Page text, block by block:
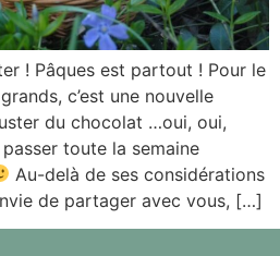
! Pâques est partout ! Pour le
c’est une nouvelle
du chocolat …oui, oui,
toute la semaine
Au-delà de ses considérations
de partager avec vous, […]